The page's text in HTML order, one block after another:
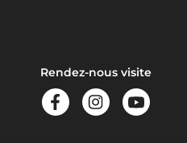
Rendez-nous visite